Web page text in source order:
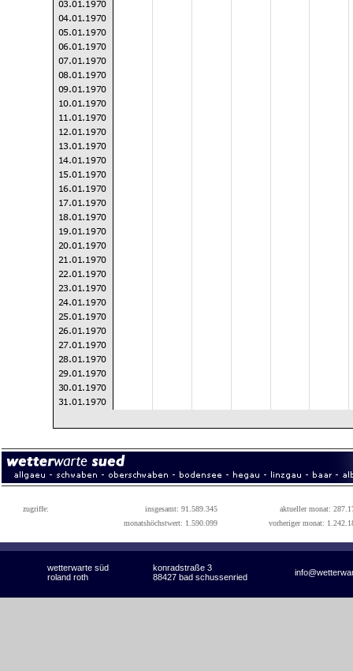
zugriffe: insgesamt: 91.589.345
aktueller monat:
monatshöchstwert: 1.590.099
vorheriger monat:
wetterwarte süd konradstraße 3
roland roth 88427 bad schussenried